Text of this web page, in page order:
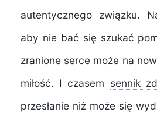
autentycznego związku.
aby nie bać się szukać
zranione serce może na
miłość. I czasem sennik
przesłanie niż może się